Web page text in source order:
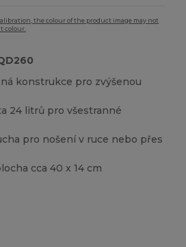
the colour of the product image may not
colour.
konstrukce pro zvýšenou
24 litrů pro všestranné
pro nošení v ruce nebo přes
cca 40 x 14 cm